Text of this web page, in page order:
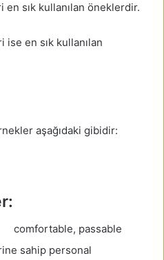
sık kullanılan öneklerdir.
en sık kullanılan
aşağıdaki gibidir:
comfortable, passable
sahip personal